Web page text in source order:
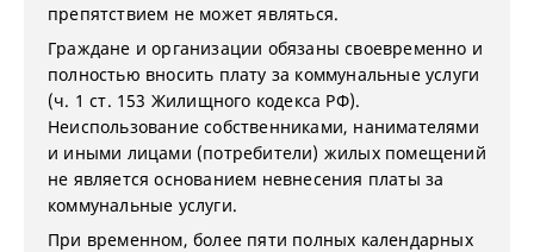
препятствием не может являться.
Граждане и организации обязаны своевременно и
полностью вносить плату за коммунальные услуги
(ч. 1 ст. 153 Жилищного кодекса РФ).
Неиспользование собственниками, нанимателями
и иными лицами (потребители) жилых помещений
не является основанием невнесения платы за
коммунальные услуги.
При временном, более пяти полных календарных